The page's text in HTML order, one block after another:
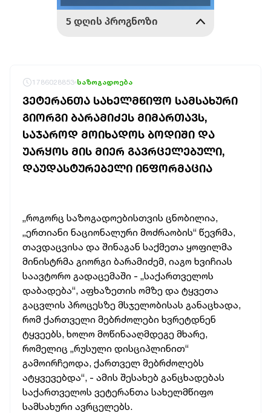
1786028853 საზოგადოება
ᲕᲔᲢᲔᲠᲐᲜᲗᲐ ᲡᲐᲮᲔᲚᲛᲬᲘᲤᲝ ᲡᲐᲛᲡᲐᲮᲣᲠᲘ
ᲒᲘᲝᲠᲒᲘ ᲑᲐᲠᲐᲛᲘᲫᲔᲡ ᲛᲘᲛᲐᲠᲗᲐᲕᲡ,
ᲡᲐᲯᲐᲠᲝᲓ ᲛᲝᲘᲮᲐᲓᲝᲡ ᲑᲝᲓᲘᲨᲘ ᲓᲐ
ᲣᲐᲠᲧᲝᲡ ᲛᲘᲡ ᲛᲘᲔᲠ ᲒᲐᲕᲠᲪᲔᲚᲔᲑᲣᲚᲘ,
ᲓᲐᲣᲓᲐᲡᲢᲣᲠᲔᲑᲔᲚᲘ ᲘᲜᲤᲝᲠᲛᲐᲪᲘᲐ
„როგორც საზოგადოებისთვის ცნობილია,
„ერთიანი ნაციონალური მოძრაობის“ წევრმა,
თავდაცვისა და შინაგან საქმეთა ყოფილმა
მინისტრმა გიორგი ბარამიძემ, იაგო ხვიჩიას
საავტორო გადაცემაში - „საქართველოს
დაბადება“, აფხაზეთის ომზე და ტყვეთა
გაცვლის პროცესზე მსჯელობისას განაცხადა,
რომ ქართველი მებრძოლები ხვრეტდნენ
ტყვეებს, ხოლო მოწინააღმდეგე მხარე,
რომელიც „რუსული დისციპლინით“
გამოირჩეოდა, ქართველ მებრძოლებს
ატყვევებდა“, - ამის შესახებ განცხადებას
საქართველოს ვეტერანთა სახელმწიფო
სამსახური ავრცელებს.